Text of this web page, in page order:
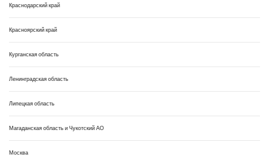
Краснодарский край
Красноярский край
Курганская область
Ленинградская область
Липецкая область
Магаданская область и Чукотский АО
Москва